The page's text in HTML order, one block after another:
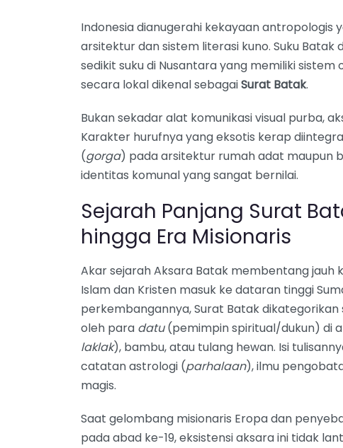
Indonesia dianugerahi kekayaan antropologis
arsitektur dan sistem literasi kuno. Suku
sedikit suku di Nusantara yang memiliki sistem
secara lokal dikenal sebagaiSurat Batak.
Bukan sekadar alat komunikasi visual purba,
Karakter hurufnya yang eksotis kerap
(gorga) pada arsitektur rumah adat maupun
identitas komunal yang sangat bernilai.
Sejarah Panjang Surat
hingga Era Misionaris
Akar sejarah Aksara Batak membentang
Islam dan Kristen masuk ke dataran tinggi
perkembangannya, Surat Batak dikategorikan
oleh para datu(pemimpin spiritual/dukun) di
laklak), bambu, atau tulang hewan. Isi
catatan astrologi (parhalaan), ilmu
magis.
Saat gelombang misionaris Eropa dan
pada abad ke-19, eksistensi aksara ini tidak